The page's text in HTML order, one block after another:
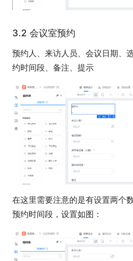
3.2 会议室预约
预约人、来访人员、会议日期、
约时间段、备注、提示
在这里需要注意的是有设置两个
预约时间段，设置如图：